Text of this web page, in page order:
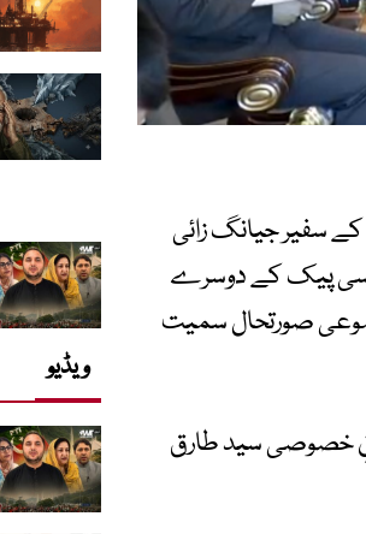
سفیر جیانگ زائی
سی پیک کے دوسرے
صورتحال سمیت
خصوصی سید طارق
ویڈیو